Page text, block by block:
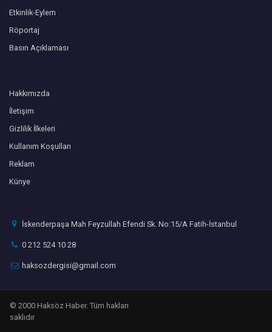
Etkinlik-Eylem
Röportaj
Basın Açıklaması
Hakkımızda
İletişim
Gizlilik İlkeleri
Kullanım Koşulları
Reklam
Künye
İskenderpaşa Mah Feyzullah Efendi Sk. No:15/A Fatih-İstanbul
0 212 524 10 28
haksozdergisi@gmail.com
© 2000 Haksöz Haber. Tüm hakları
saklıdır